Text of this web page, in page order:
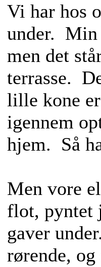
Vi har hos
under. Min
men det
terrasse.
lille kone
igennem
hjem. Så
Men vore
flot, pyntet
gaver
rørende,